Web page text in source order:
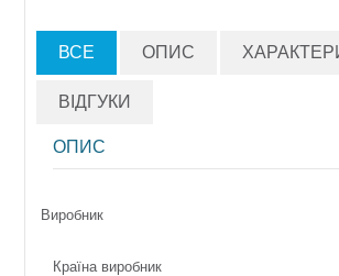
ВСЕ ОПИС
ВІДГУКИ
ОПИС
Виробник
Країна виробник